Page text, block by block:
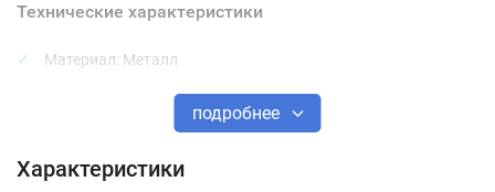
Технические характеристики
Материал: Металл
Покрытие: Хромированное
Разъемные: Да
подробнее
Характеристики